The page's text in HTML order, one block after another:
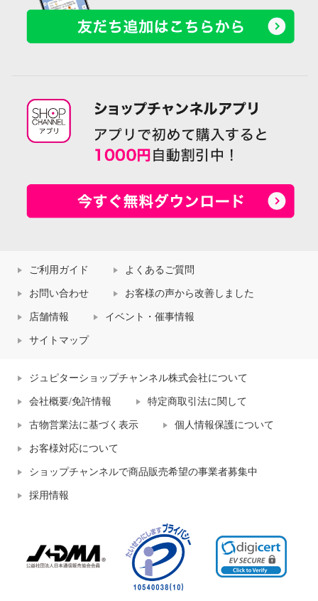
ご利用ガイド よくあるご質問
お問い合わせ お客様の声から改善しました
店舗情報 イベント・催事情報
サイトマップ
ジュピターショップチャンネル株式会社について
会社概要/免許情報 特定商取引法に関して
古物営業法に基づく表示 個人情報保護について
お客様対応について
ショップチャンネルで商品販売希望の事業者募集中
採用情報